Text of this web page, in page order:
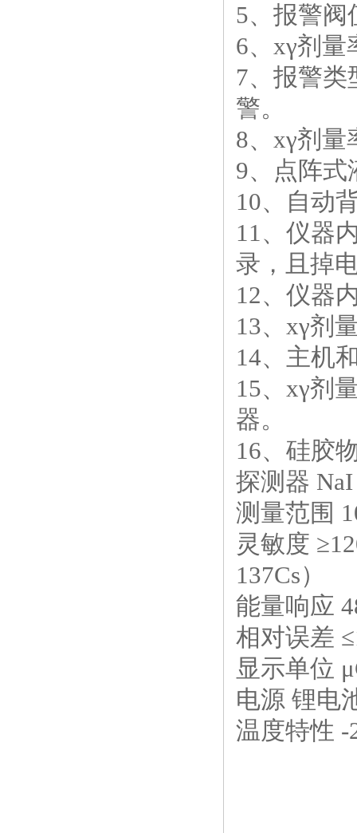
5、报警阀
6、 xγ剂量
7、报警类
警。
8、 xγ剂量
9、点阵式
10、自动
11、仪器
录，且掉
12、仪器
13、 xγ剂
14、主机
15、 xγ剂
器。
16、硅胶
探测器 NaI
测量范围
灵敏度 ≥
137Cs）
能量响应
相对误差 ≤
显示单位 μ
电源 锂电
温度特性 -